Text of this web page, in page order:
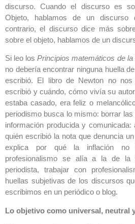
discurso. Cuando el discurso es
Objeto, hablamos de un discurso
contrario, el discurso dice más
sobre el objeto, hablamos de un
Si leo losPrincipios matemáticos de la
no debería encontrar ninguna huella
escribió. El libro de Newton no
escribió y cuándo, cómo vivía su
estaba casado, era feliz o
periodismo busca lo mismo: borrar
información producida y
quién escribió la nota que denuncia
explica por qué la inflación no
profesionalismo se alía a la de la
periodista, trabajar con
huellas subjetivas de los discursos
escribimos en un periódico o blog.
Lo objetivo como universal, neutral